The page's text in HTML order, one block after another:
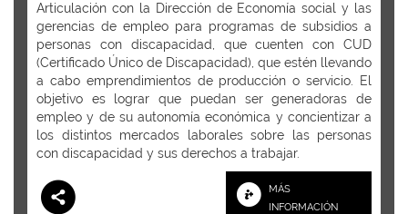
Articulación con la Dirección de Economía social y las
gerencias de empleo para programas de subsidios a
personas con discapacidad, que cuenten con CUD
(Certificado Único de Discapacidad), que estén llevando
a cabo emprendimientos de producción o servicio. El
objetivo es lograr que puedan ser generadoras de
empleo y de su autonomía económica y concientizar a
los distintos mercados laborales sobre las personas
con discapacidad y sus derechos a trabajar.
MÁS
INFORMACIÓN